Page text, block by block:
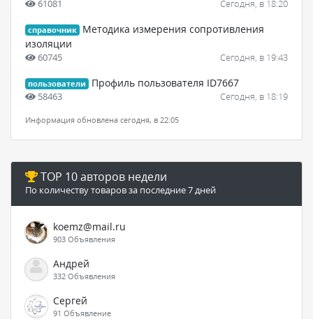
61081 Сегодня, в 18:20
справочник
Методика измерения сопротивления
изоляции
60745 Сегодня, в 19:43
пользователи Профиль пользователя ID7667
58463 Сегодня, в 18:19
Информация обновлена сегодня, в 22:05
TOP 10 авторов недели
По количеству товаров за последние 7 дней
koemz@mail.ru
903 Объявления
Андрей
332 Объявления
Сергей
91 Объявление